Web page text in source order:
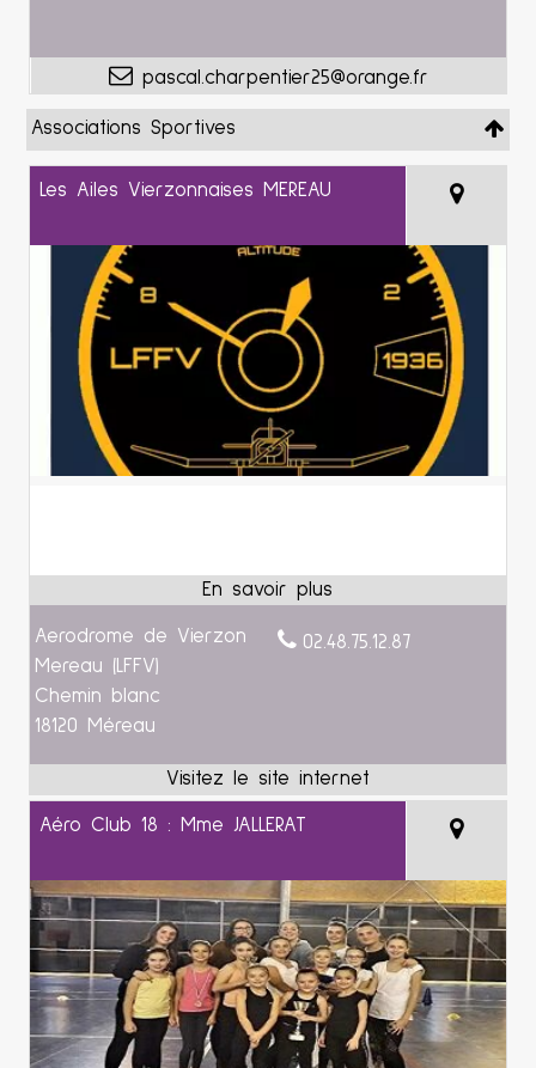
pascal.charpentier25@orange.fr
Associations Sportives
Les Ailes Vierzonnaises MEREAU
Aerodrome de Vierzon
Mereau (LFFV)
Chemin blanc
18120 Méreau
02.48.75.12.87
Aéro Club 18 : Mme JALLERAT